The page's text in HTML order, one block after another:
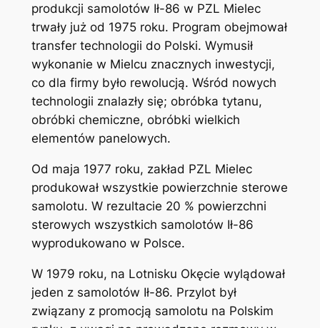
produkcji samolotów Ił-86 w PZL Mielec
trwały już od 1975 roku. Program obejmował
transfer technologii do Polski. Wymusił
wykonanie w Mielcu znacznych inwestycji,
co dla firmy było rewolucją. Wśród nowych
technologii znalazły się; obróbka tytanu,
obróbki chemiczne, obróbki wielkich
elementów panelowych.
Od maja 1977 roku, zakład PZL Mielec
produkował wszystkie powierzchnie sterowe
samolotu. W rezultacie 20 % powierzchni
sterowych wszystkich samolotów Ił-86
wyprodukowano w Polsce.
W 1979 roku, na Lotnisku Okęcie wylądował
jeden z samolotów Ił-86. Przylot był
związany z promocją samolotu na Polskim